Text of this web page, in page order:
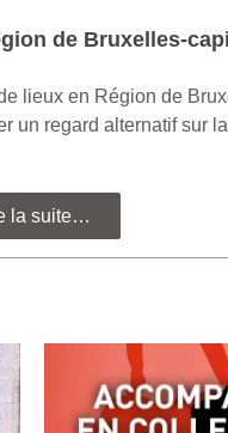
de Bruxelles-
lieux en Région de
un regard alternatif sur
la suite…